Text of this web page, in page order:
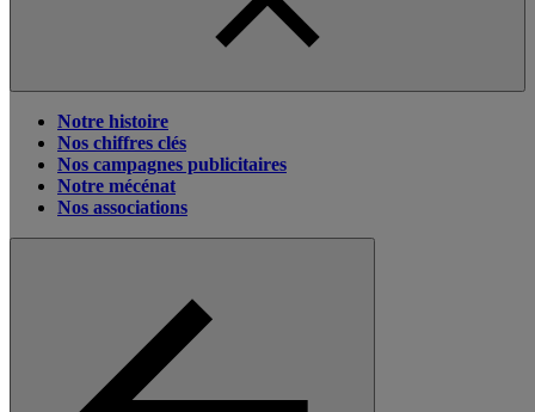
Notre histoire
Nos chiffres clés
Nos campagnes publicitaires
Notre mécénat
Nos associations